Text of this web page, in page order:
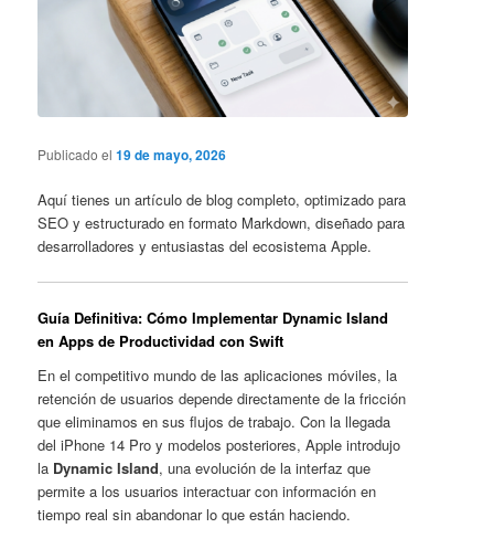
Publicado el19 de mayo, 2026
Aquí tienes un artículo de blog completo, optimizado para
SEO y estructurado en formato Markdown, diseñado para
desarrolladores y entusiastas del ecosistema Apple.
Guía Definitiva: Cómo Implementar Dynamic Island
en Apps de Productividad con Swift
En el competitivo mundo de las aplicaciones móviles, la
retención de usuarios depende directamente de la fricción
que eliminamos en sus flujos de trabajo. Con la llegada
del iPhone 14 Pro y modelos posteriores, Apple introdujo
la Dynamic Island, una evolución de la interfaz que
permite a los usuarios interactuar con información en
tiempo real sin abandonar lo que están haciendo.